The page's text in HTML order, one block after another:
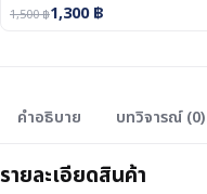
1,500฿1,300฿
คำอธิบาย บทวิจารณ์ (0)
รายละเอียดสินค้า